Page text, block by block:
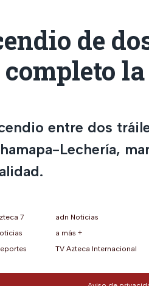
de
entre dos
Lechería,
pestaña)pestaña)
una nueva pestaña)
en una nueva pestaña)
7
adn Noticias
a más +
TV Azteca Internacional